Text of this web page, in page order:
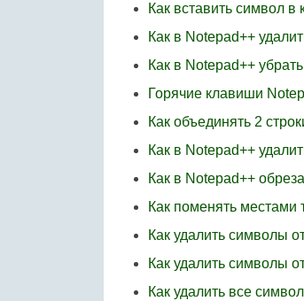
Как вставить символ в
Как в Notepad++
Как в Notepad++
Горячие клавиши
Как объединять 2
Как в Notepad++
Как в Notepad++
Как поменять местами
Как удалить символы
Как удалить символы
Как удалить все